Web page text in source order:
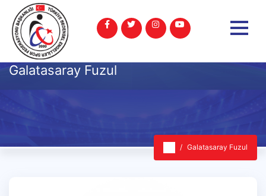
Galatasaray Fuzul
Galatasaray Fuzul